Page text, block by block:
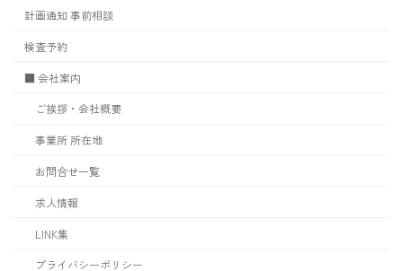
計画通知 事前相談
検査予約
■ 会社案内
ご挨拶・会社概要
事業所 所在地
お問合せ一覧
求人情報
LINK集
プライバシーポリシー